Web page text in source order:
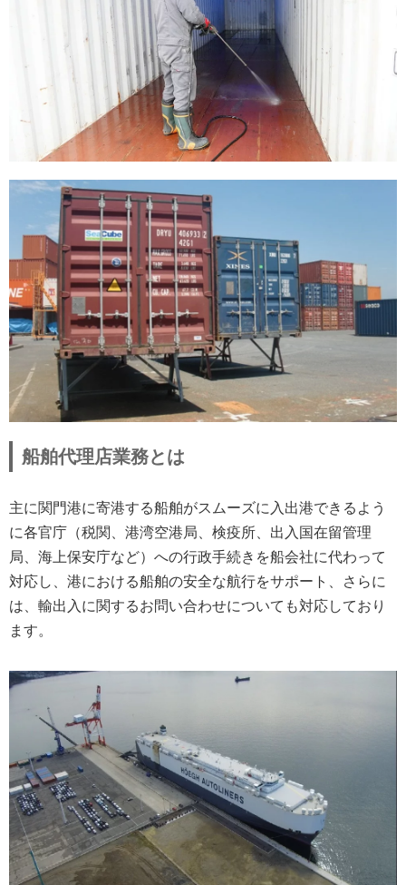
船舶代理店業務とは
主に関門港に寄港する船舶がスムーズに入出港できるよう
に各官庁（税関、港湾空港局、検疫所、出入国在留管理
局、海上保安庁など）への行政手続きを船会社に代わって
対応し、港における船舶の安全な航行をサポート、さらに
は、輸出入に関するお問い合わせについても対応しており
ます。